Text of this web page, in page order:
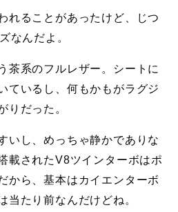
れることがあったけど、じつ
なんだよ。
茶系のフルレザー。シートに
ているし、何もかもがラグジ
りだった。
いし、めっちゃ静かでありな
載されたV8ツインターボはポ
から、基本はカイエンターボ
当たり前なんだけどね。